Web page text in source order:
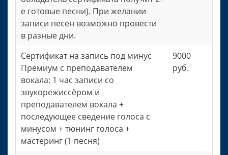
е готовые песни). При желании
записи песен возможно провести
в разные дни.
Сертификат на запись под минус
Премиум с преподавателем
вокала: 1 час записи со
звукорежиссёром и
преподавателем вокала +
последующее сведение голоса с
минусом + тюнинг голоса +
мастеринг (1 песня)
9000
руб.